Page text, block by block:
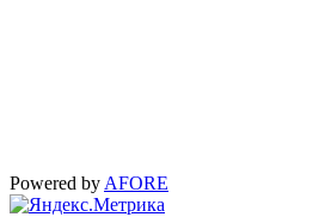
Powered by AFORE